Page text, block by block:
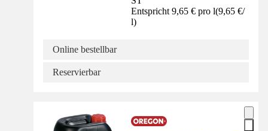
Entspricht 9,65 € pro l(9,65 €/
l)
Online bestellbar
Reservierbar